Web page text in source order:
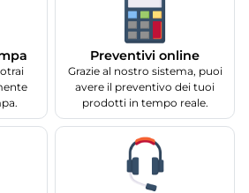
Preventivi online
Grazie al nostro sistema, puoi
avere il preventivo dei tuoi
prodotti in tempo reale.